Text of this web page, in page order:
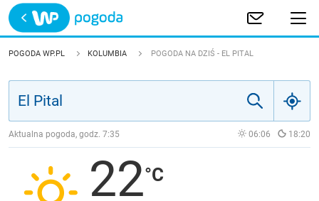
Trwa ładowanie
POLSKA
JAKOŚĆ POWIETRZA
POGODA WP.PL KOLUMBIA POGODA NA DZIŚ - EL PITAL
Aktualna pogoda, godz. 7:35 06:06 18:20
22